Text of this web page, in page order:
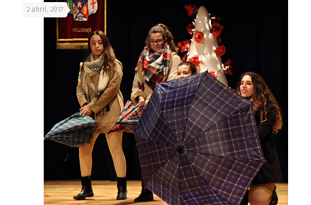
2 abril, 2017